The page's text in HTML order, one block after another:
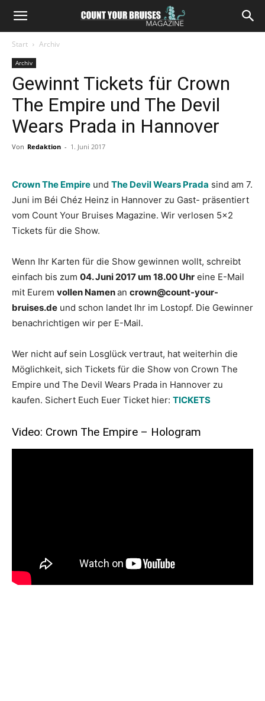
Start Archiv
Archiv
Gewinnt Tickets für Crown
The Empire und The Devil
Wears Prada in Hannover
Von Redaktion - 1. Juni 2017
Crown The Empire und The Devil Wears Prada sind am 7.
Juni im Béi Chéz Heinz in Hannover zu Gast- präsentiert
vom Count Your Bruises Magazine. Wir verlosen 5×2
Tickets für die Show.
Wenn Ihr Karten für die Show gewinnen wollt, schreibt
einfach bis zum 04. Juni 2017 um 18.00 Uhr eine E-Mail
mit Eurem vollen Namenan crown@count-your-
bruises.de und schon landet Ihr im Lostopf. Die Gewinner
benachrichtigen wir per E-Mail.
Wer nicht auf sein Losglück vertraut, hat weiterhin die
Möglichkeit, sich Tickets für die Show von Crown The
Empire und The Devil Wears Prada in Hannover zu
kaufen. Sichert Euch Euer Ticket hier: TICKETS
Video: Crown The Empire – Hologram